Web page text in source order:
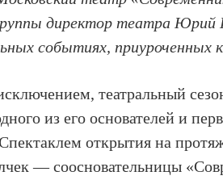
директор театра Юрий
событиях,
театральный
из его основателей и
открытия на
— соосновательницы